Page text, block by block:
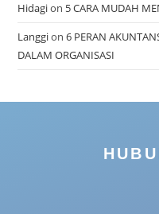
Hidagion 5 CARA MUDAH
Langgion6 PERAN
DALAM ORGANISASI